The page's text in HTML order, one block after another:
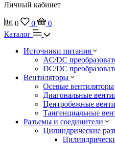
Личный кабинет
0 0
0
Каталог
Источники питания
AC/DC
DC/DC
Вентиляторы
Осевые вентиляторы
Диагональные
Центробежные
Тангенциальные
Разъемы и соединители
Цилиндрические